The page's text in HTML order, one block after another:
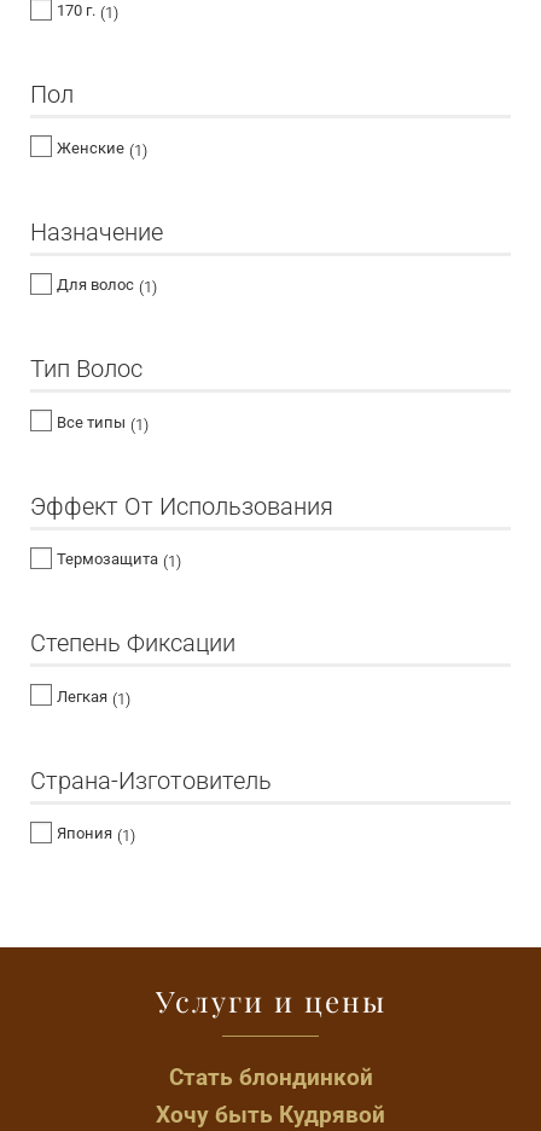
170 г. (1)
Пол
Женские (1)
Назначение
Для волос (1)
Тип Волос
Все типы (1)
Эффект От Использования
Термозащита (1)
Степень Фиксации
Легкая (1)
Страна-Изготовитель
Япония (1)
Услуги и цены
Стать блондинкой
Хочу быть Кудрявой